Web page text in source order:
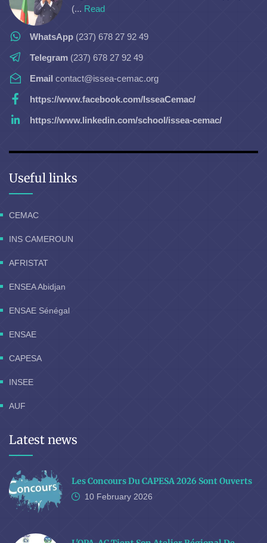
(... Read
WhatsApp (237) 678 27 92 49
Telegram (237) 678 27 92 49
Email contact@issea-cemac.org
https://www.facebook.com/IsseaCemac/
https://www.linkedin.com/school/issea-cemac/
Useful links
CEMAC
INS CAMEROUN
AFRISTAT
ENSEA Abidjan
ENSAE Sénégal
ENSAE
CAPESA
INSEE
AUF
Latest news
Les Concours Du CAPESA 2026 Sont Ouverts
10 February 2026